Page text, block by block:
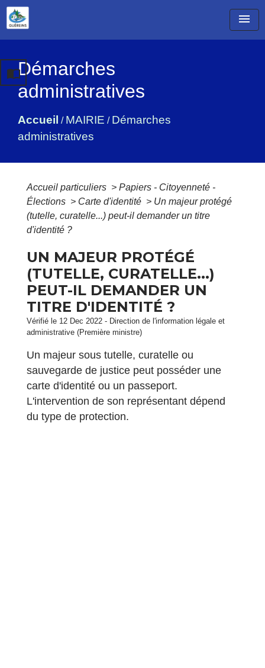
menu
Démarches
administratives
Accueil / MAIRIE / Démarches
administratives
import_contacts
Accueil particuliers > Papiers - Citoyenneté -
Élections > Carte d'identité > Un majeur protégé
(tutelle, curatelle...) peut-il demander un titre
d'identité ?
UN MAJEUR PROTÉGÉ
(TUTELLE, CURATELLE...)
PEUT-IL DEMANDER UN
TITRE D'IDENTITÉ ?
Vérifié le 12 Dec 2022 - Direction de l'information légale et
administrative (Première ministre)
Un majeur sous tutelle, curatelle ou
sauvegarde de justice peut posséder une
carte d'identité ou un passeport.
L'intervention de son représentant dépend
du type de protection.